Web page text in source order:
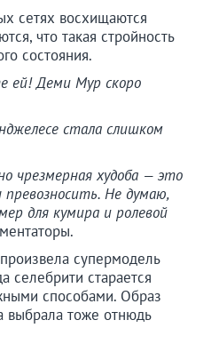
сетях восхищаются
что такая стройность
состояния.
ей! Деми Мур скоро
стала слишком
чрезмерная худоба — это
Не думаю,
для кумира и ролевой
супермодель
селебрити старается
способами. Образ
выбрала тоже отнюдь